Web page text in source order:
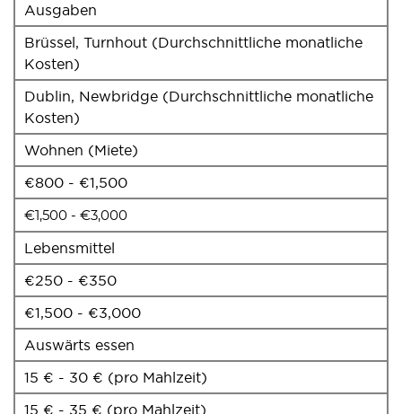
Ausgaben
Brüssel, Turnhout (Durchschnittliche monatliche
Kosten)
Dublin, Newbridge (Durchschnittliche monatliche
Kosten)
Wohnen (Miete)
€800 - €1,500
€1,500 - €3,000
Lebensmittel
€250 - €350
€1,500 - €3,000
Auswärts essen
15 € - 30 € (pro Mahlzeit)
15 € - 35 € (pro Mahlzeit)